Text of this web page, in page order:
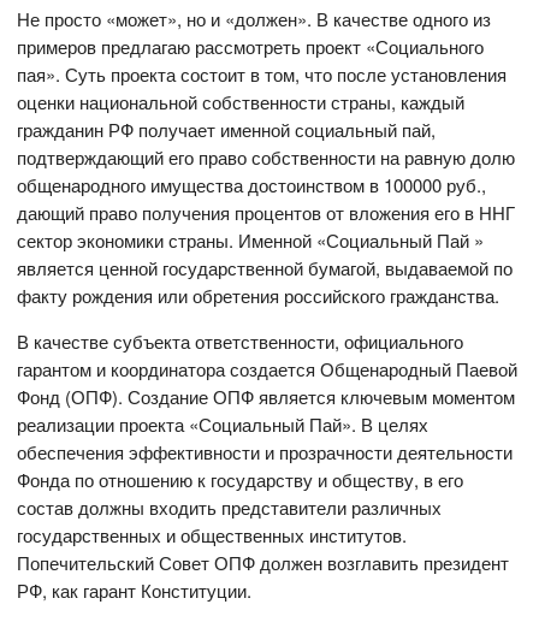
Не просто «может», но и «должен». В качестве одного из
примеров предлагаю рассмотреть проект «Социального
пая». Суть проекта состоит в том, что после установления
оценки национальной собственности страны, каждый
гражданин РФ получает именной социальный пай,
подтверждающий его право собственности на равную долю
общенародного имущества достоинством в 100000 руб.,
дающий право получения процентов от вложения его в ННГ
сектор экономики страны. Именной «Социальный Пай »
является ценной государственной бумагой, выдаваемой по
факту рождения или обретения российского гражданства.
В качестве субъекта ответственности, официального
гарантом и координатора создается Общенародный Паевой
Фонд (ОПФ). Создание ОПФ является ключевым моментом
реализации проекта «Социальный Пай». В целях
обеспечения эффективности и прозрачности деятельности
Фонда по отношению к государству и обществу, в его
состав должны входить представители различных
государственных и общественных институтов.
Попечительский Совет ОПФ должен возглавить президент
РФ, как гарант Конституции.